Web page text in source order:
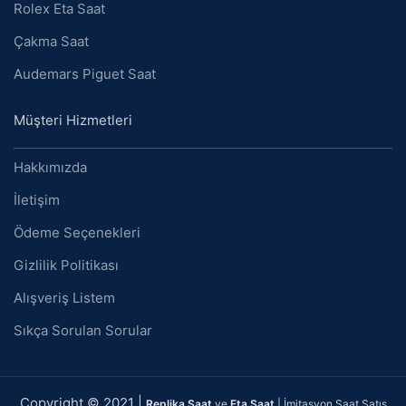
Rolex Eta Saat
Çakma Saat
Audemars Piguet Saat
Müşteri Hizmetleri
Hakkımızda
İletişim
Ödeme Seçenekleri
Gizlilik Politikası
Alışveriş Listem
Sıkça Sorulan Sorular